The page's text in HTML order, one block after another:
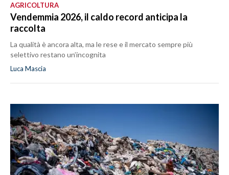
AGRICOLTURA
Vendemmia 2026, il caldo record anticipa la
raccolta
La qualità è ancora alta, ma le rese e il mercato sempre più
selettivo restano un’incognita
Luca Mascia